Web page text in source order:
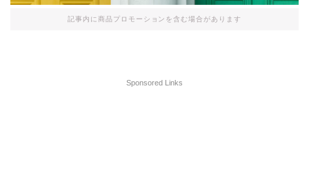
記事内に商品プロモーションを含む場合があります
Sponsored Links